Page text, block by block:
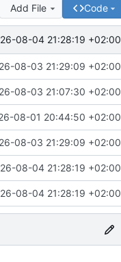
Add File Code
08-04 21:28:19 +02:00
08-03 21:29:09 +02:00
08-03 21:07:30 +02:00
08-01 20:44:50 +02:00
08-03 21:29:09 +02:00
08-04 21:28:19 +02:00
08-04 21:28:19 +02:00